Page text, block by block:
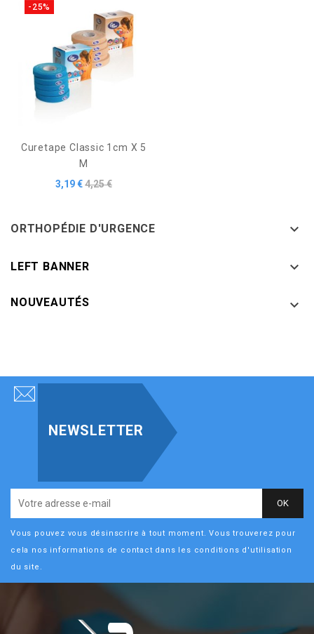
-25%
Curetape Classic 1cm X 5
M
Prix
3,19 €Prix
4,25 €
ORTHOPÉDIE D'URGENCE 
LEFT BANNER 
NOUVEAUTÉS 
NEWSLETTER
Vous pouvez vous désinscrire à tout moment. Vous trouverez pour
cela nos informations de contact dans les conditions d'utilisation
du site.